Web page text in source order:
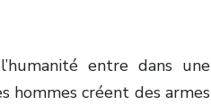
entre dans une
hommes créent des armes